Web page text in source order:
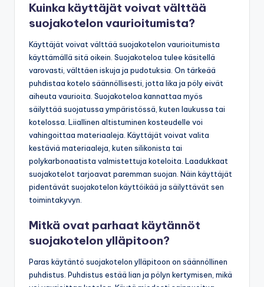
Kuinka käyttäjät voivat välttää
suojakotelon vaurioitumista?
Käyttäjät voivat välttää suojakotelon vaurioitumista
käyttämällä sitä oikein. Suojakoteloa tulee käsitellä
varovasti, välttäen iskuja ja pudotuksia. On tärkeää
puhdistaa kotelo säännöllisesti, jotta lika ja pöly eivät
aiheuta vaurioita. Suojakoteloa kannattaa myös
säilyttää suojatussa ympäristössä, kuten laukussa tai
kotelossa. Liiallinen altistuminen kosteudelle voi
vahingoittaa materiaaleja. Käyttäjät voivat valita
kestäviä materiaaleja, kuten silikonista tai
polykarbonaatista valmistettuja koteloita. Laadukkaat
suojakotelot tarjoavat paremman suojan. Näin käyttäjät
pidentävät suojakotelon käyttöikää ja säilyttävät sen
toimintakyvyn.
Mitkä ovat parhaat käytännöt
suojakotelon ylläpitoon?
Paras käytäntö suojakotelon ylläpitoon on säännöllinen
puhdistus. Puhdistus estää lian ja pölyn kertymisen, mikä